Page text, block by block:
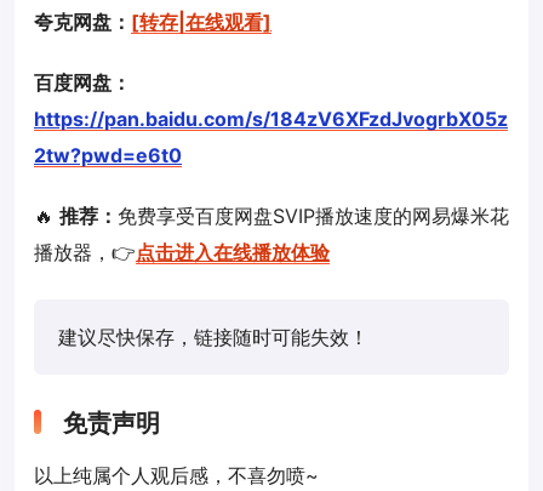
夸克网盘： [转存|在线观看]
百度网盘：
https://pan.baidu.com/s/184zV6XFzdJvogrbX05z
2tw?pwd=e6t0
🔥 推荐： 免费享受百度网盘SVIP播放速度的网易爆米花
播放器，👉点击进入在线播放体验
建议尽快保存，链接随时可能失效！
免责声明
以上纯属个人观后感，不喜勿喷~